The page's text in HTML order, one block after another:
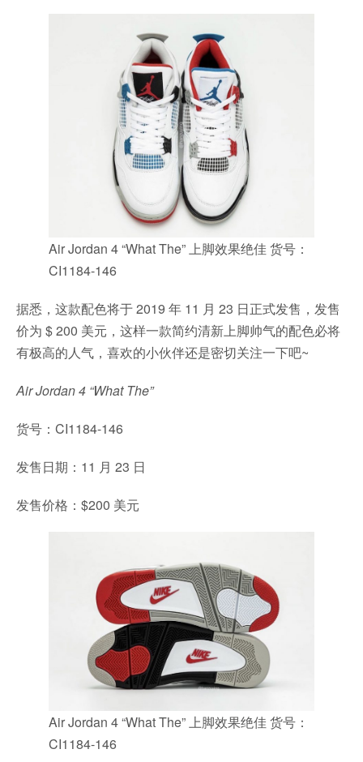
Air Jordan 4 “What The” 上脚效果绝佳 货号：
CI1184-146
据悉，这款配色将于 2019 年 11 月 23 日正式发售，发售
价为 $ 200 美元，这样一款简约清新上脚帅气的配色必将
有极高的人气，喜欢的小伙伴还是密切关注一下吧~
Air Jordan 4 “What The”
货号：CI1184-146
发售日期：11 月 23 日
发售价格：$200 美元
Air Jordan 4 “What The” 上脚效果绝佳 货号：
CI1184-146